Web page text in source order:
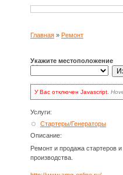
Главная » Ремонт
Укажите местоположение
У Вас отключен Javascript.
для волнения: вы по-
включить Javascript
Кликать на кнопкеUpdate
выбора.
Услуги:
Стартеры/Генераторы
Описание:
Ремонт и продажа стартеров
производства.